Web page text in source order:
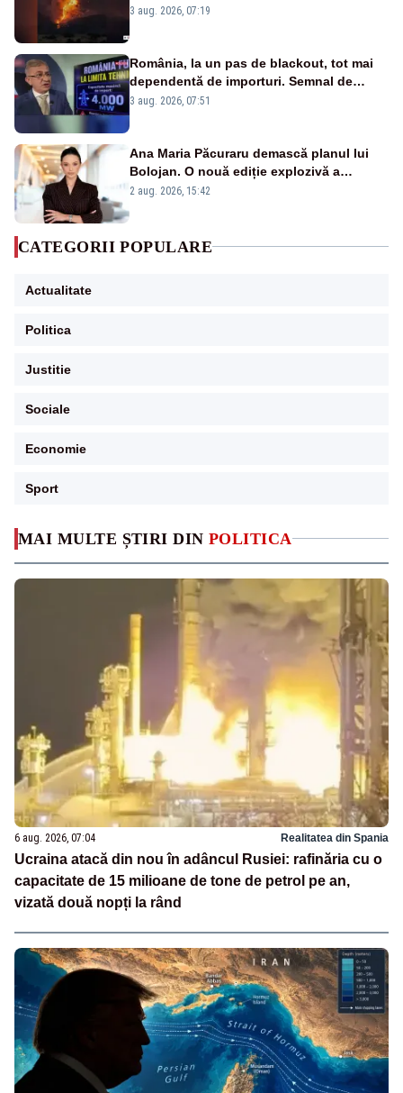
MAI MULTE ȘTIRI DIN POLITICA
6 aug. 2026, 07:04 Realitatea din Spania
Ucraina atacă din nou în adâncul Rusiei: rafinăria cu o
capacitate de 15 milioane de tone de petrol pe an,
vizată două nopți la rând
puternice de vegetație
3 aug. 2026, 07:19
România, la un pas de blackout, tot mai
dependentă de importuri. Semnal de
alarmă tras de un expert în energie
3 aug. 2026, 07:51
Ana Maria Păcuraru demască planul lui
Bolojan. O nouă ediție explozivă a
emisiunii „Miza Zilei” la Realitatea PLUS
2 aug. 2026, 15:42
CATEGORII POPULARE
Actualitate
Politica
Justitie
Sociale
Economie
Sport